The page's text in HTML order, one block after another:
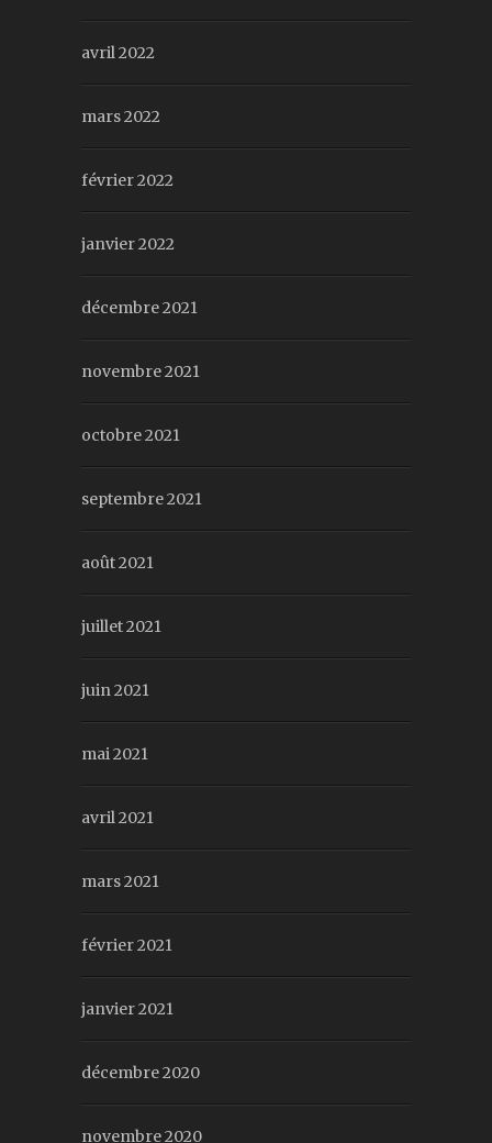
avril 2022
mars 2022
février 2022
janvier 2022
décembre 2021
novembre 2021
octobre 2021
septembre 2021
août 2021
juillet 2021
juin 2021
mai 2021
avril 2021
mars 2021
février 2021
janvier 2021
décembre 2020
novembre 2020